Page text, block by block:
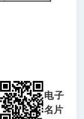
电子
名片